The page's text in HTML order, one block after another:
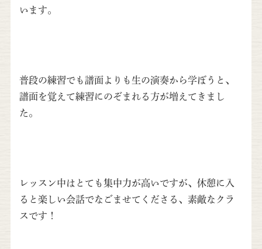
います。
普段の練習でも譜面よりも生の演奏から学ぼうと、
譜面を覚えて練習にのぞまれる方が増えてきまし
た。
レッスン中はとても集中力が高いですが、休憩に入
ると楽しい会話でなごませてくださる、素敵なクラ
スです！